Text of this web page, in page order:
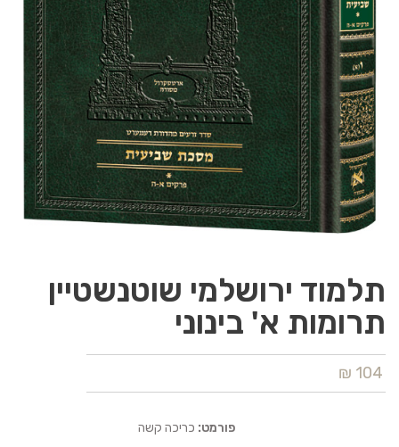
תלמוד ירושלמי שוטנשטיין
תרומות א' בינוני
104 ₪
פורמט: כריכה קשה